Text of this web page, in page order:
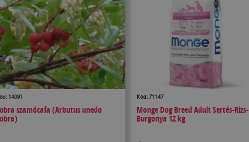
14091
szamócafa (Arbutus unedo
Kód: 71147
Monge Dog Breed Adult Sertés-Rizs-
Burgonya 12 kg